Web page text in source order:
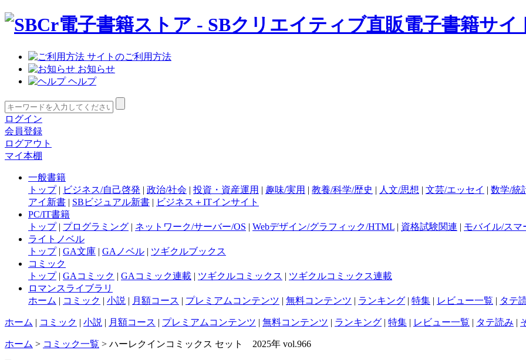
サイトのご利用方法
お知らせ
ヘルプ
ログイン
会員登録
ログアウト
マイ本棚
一般書籍
トップ| ビジネス/自己啓発 | 政治/社会 | 投資・資産運用 | 趣味/実用 | 教養/科学/歴史 | 人文/思想 | 文芸/エッセイ | 数学/統
アイ新書 | SBビジュアル新書 | ビジネス＋ITインサイト
PC/IT書籍
トップ| プログラミング | ネットワーク/サーバー/OS | Webデザイン/グラフィック/HTML | 資格試験関連 | モバイル/スマ
ライトノベル
トップ| GA文庫 | GAノベル | ツギクルブックス
コミック
トップ| GAコミック | GAコミック連載 | ツギクルコミックス | ツギクルコミックス連載
ロマンスライブラリ
ホーム | コミック | 小説 | 月額コース | プレミアムコンテンツ | 無料コンテンツ | ランキング | 特集 | レビュー一覧 | タテ
ホーム | コミック | 小説 | 月額コース | プレミアムコンテンツ | 無料コンテンツ | ランキング | 特集 | レビュー一覧 | タテ読み |
ホーム > コミック一覧 > ハーレクインコミックス セット 2025年 vol.966